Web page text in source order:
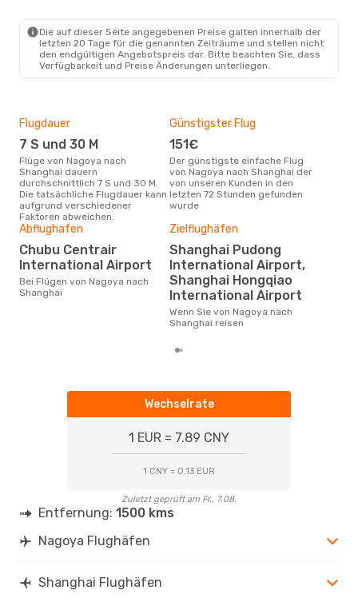
Die auf dieser Seite angegebenen Preise galten innerhalb der
letzten 20 Tage für die genannten Zeiträume und stellen nicht
den endgültigen Angebotspreis dar. Bitte beachten Sie, dass
Verfügbarkeit und Preise Änderungen unterliegen.
Flugdauer
7 S und 30 M
Flüge von Nagoya nach
Shanghai dauern
durchschnittlich 7 S und 30 M.
Die tatsächliche Flugdauer kann
aufgrund verschiedener
Faktoren abweichen.
Günstigster Flug
151€
Der günstigste einfache Flug
von Nagoya nach Shanghai der
von unseren Kunden in den
letzten 72 Stunden gefunden
wurde
Abflughafen
Chubu Centrair
International Airport
Bei Flügen von Nagoya nach
Shanghai
Zielflughäfen
Shanghai Pudong
International Airport,
Shanghai Hongqiao
International Airport
Wenn Sie von Nagoya nach
Shanghai reisen
Wechselrate
1 EUR = 7.89 CNY
1 CNY = 0.13 EUR
Zuletzt geprüft am Fr., 7.08.
Entfernung: 1500 kms
Nagoya Flughäfen
Shanghai Flughäfen